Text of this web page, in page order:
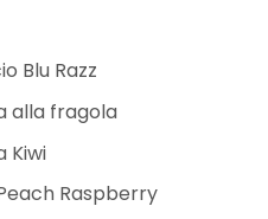
Blu Razz
alla fragola
Kiwi
Raspberry